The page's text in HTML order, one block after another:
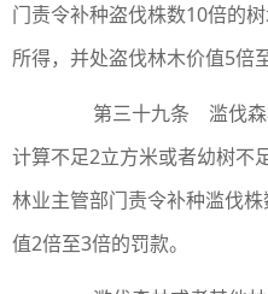
门责令补种盗伐株数10倍的
所得，并处盗伐林木价值5倍
第三十九条 滥伐森
计算不足2立方米或者幼树不
林业主管部门责令补种滥伐
值2倍至3倍的罚款。